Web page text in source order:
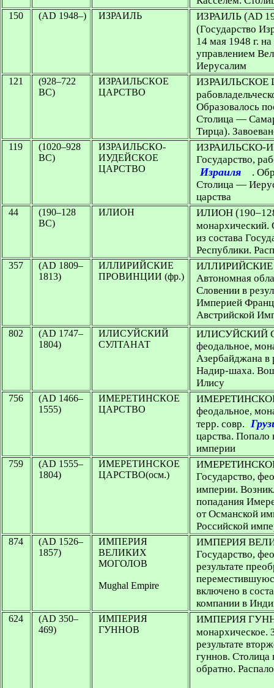
150 (AD 1948–) ИЗРАИЛЬ ИЗРАИЛЬ (AD
(Государство
14 мая 1948 г.
управлением
Иерусалим
121
(928–722
BC)
ИЗРАИЛЬСКОЕ
ЦАРСТВО
ИЗРАИЛЬСКОЕ
Образовалось
Столица —
Тирца).
119
(1020–928
BC)
ИЗРАИЛЬСКО-
ИУДЕЙСКОЕ
ЦАРСТВО
ИЗРАИЛЬСКО-
Государство,
Израиля
.
Столица —
царства
44
(190–128
BC)
ИЛИОН ИЛИОН
монархический.
из состава
Республики.
357
(AD 1809–
1813)
ИЛЛИРИЙСКИЕ
ПРОВИНЦИИ (фр.)
Автономная
Словении в
Империей
Австрийской
802
(AD 1747–
1804)
ИЛИСУЙСКИЙ
СУЛТАНАТ
ИЛИСУЙСКИЙ
феодальное,
Азербайджана в
Надир-шаха.
Илису
756
(AD 1466–
1555)
ИМЕРЕТИНСКОЕ
ЦАРСТВО
феодальное,
терр. совр.
царства. Попало
империи
759
(AD 1555–
1804)
ИМЕРЕТИНСКОЕ
ЦАРСТВО(осм.)
Государство,
империи.
попадания
от Османской
Российской
874
(AD 1526–
1857)
ИМПЕРИЯ
ВЕЛИКИХ
МОГОЛОВ
Mughal Empire
ИМПЕРИЯ
Государство,
результате
включено в
компании в
624
(AD 350–
469)
ИМПЕРИЯ
ГУННОВ
ИМПЕРИЯ
монархическое.
результате
гуннов.
обратно.